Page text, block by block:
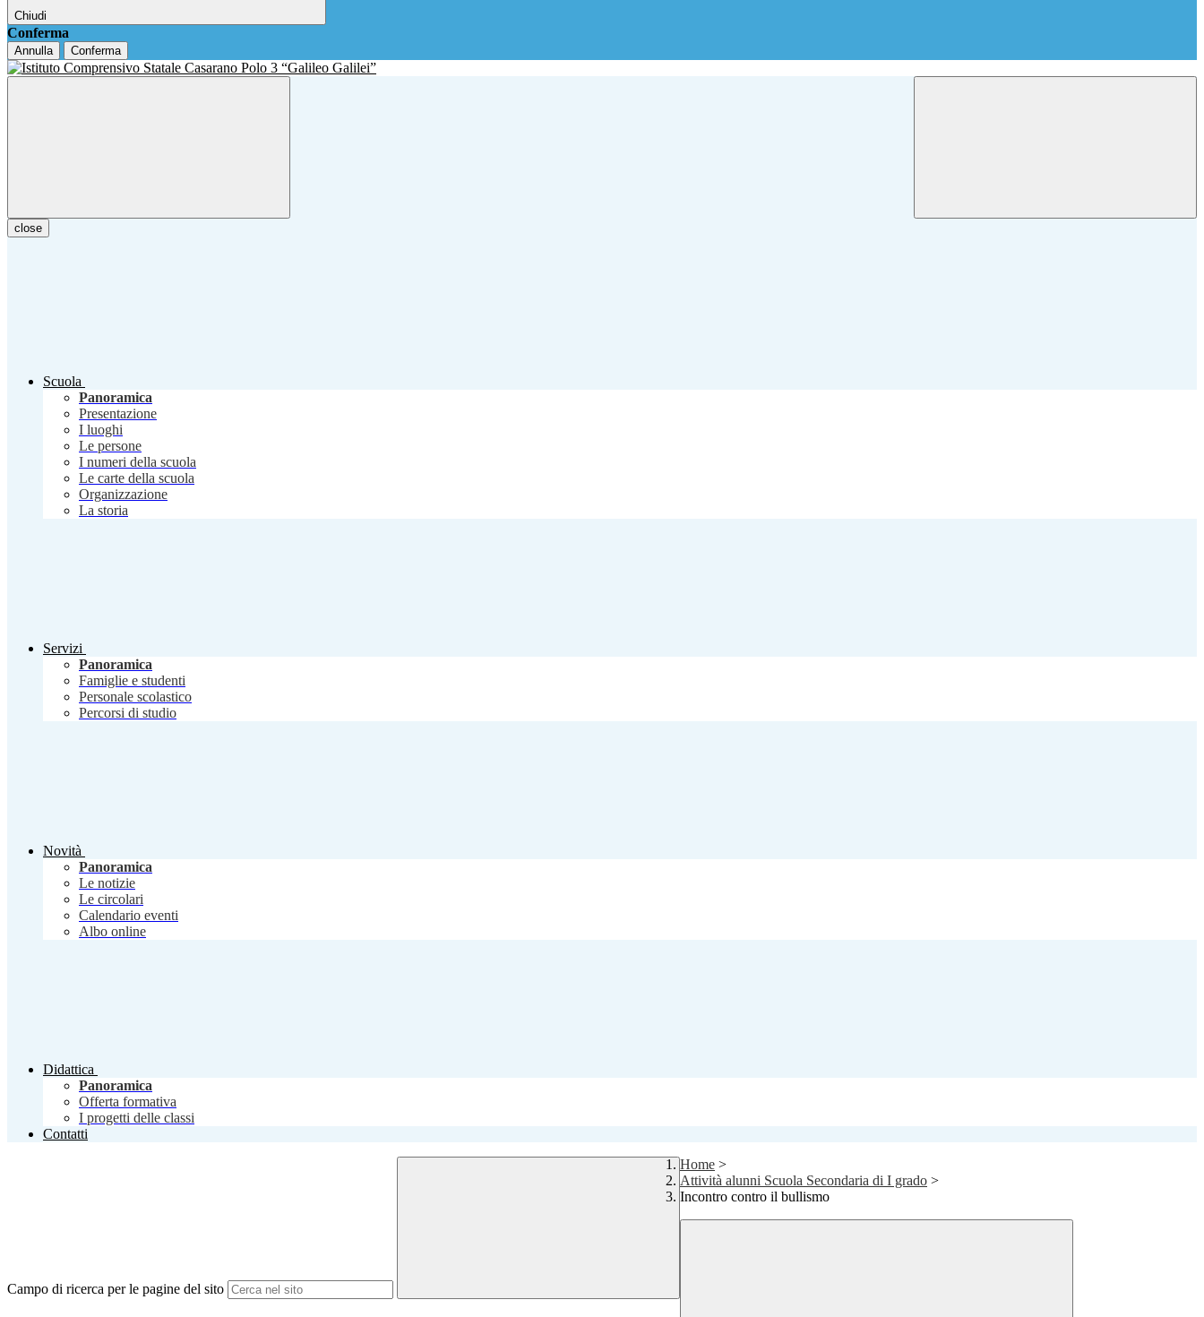
Chiudi
Conferma
Annulla Conferma
close
Scuola
Panoramica
Presentazione
I luoghi
Le persone
I numeri della scuola
Le carte della scuola
Organizzazione
La storia
Servizi
Panoramica
Famiglie e studenti
Personale scolastico
Percorsi di studio
Novità
Panoramica
Le notizie
Le circolari
Calendario eventi
Albo online
Didattica
Panoramica
Offerta formativa
I progetti delle classi
Contatti
Campo di ricerca per le pagine del sito
Home >
Attività alunni Scuola Secondaria di I grado >
Incontro contro il bullismo